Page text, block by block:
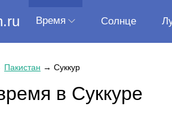
Время Солнце
Пакистан → Суккур
в Суккуре